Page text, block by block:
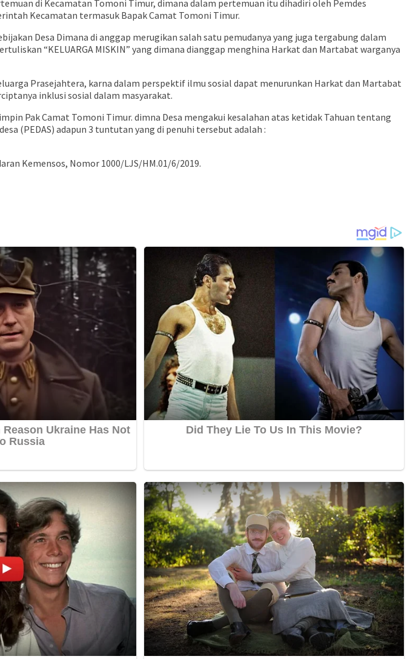
di Kecamatan Tomoni Timur, dimana dalam pertemuan itu dihadiri oleh Pemdes
Kecamatan termasuk Bapak Camat Tomoni Timur.
Desa Dimana di anggap merugikan salah satu pemudanya yang juga tergabung dalam
“KELUARGA MISKIN” yang dimana dianggap menghina Harkat dan Martabat warganya
Prasejahtera, karna dalam perspektif ilmu sosial dapat menurunkan Harkat dan Martabat
inklusi sosial dalam masyarakat.
Pak Camat Tomoni Timur. dimna Desa mengakui kesalahan atas ketidak Tahuan tentang
(PEDAS) adapun 3 tuntutan yang di penuhi tersebut adalah :
Kemensos, Nomor 1000/LJS/HM.01/6/2019.